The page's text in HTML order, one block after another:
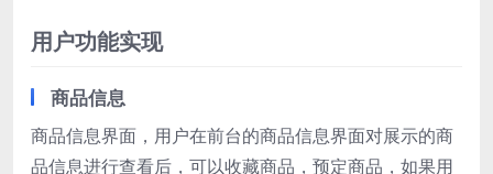
用户功能实现
商品信息
商品信息界面，用户在前台的商品信息界面对展示的商
品信息进行查看后，可以收藏商品，预定商品，如果用